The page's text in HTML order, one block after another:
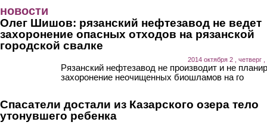
новости
Олег Шишов: рязанский нефтезавод не ведет
захоронение опасных отходов на рязанской
городской свалке
2014 октября 2 , четверг
Рязанский нефтезавод не производит и не
захоронение неочищенных биошламов на го
Спасатели достали из Казарского озера тело
утонувшего ребенка